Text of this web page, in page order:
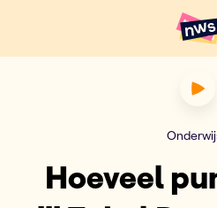
Hoeveel
Hoeveel